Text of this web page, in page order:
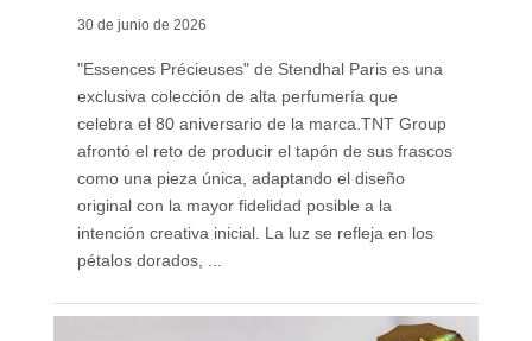
30 de junio de 2026
"Essences Précieuses" de Stendhal Paris es una
exclusiva colección de alta perfumería que
celebra el 80 aniversario de la marca.TNT Group
afrontó el reto de producir el tapón de sus frascos
como una pieza única, adaptando el diseño
original con la mayor fidelidad posible a la
intención creativa inicial. La luz se refleja en los
pétalos dorados, ...